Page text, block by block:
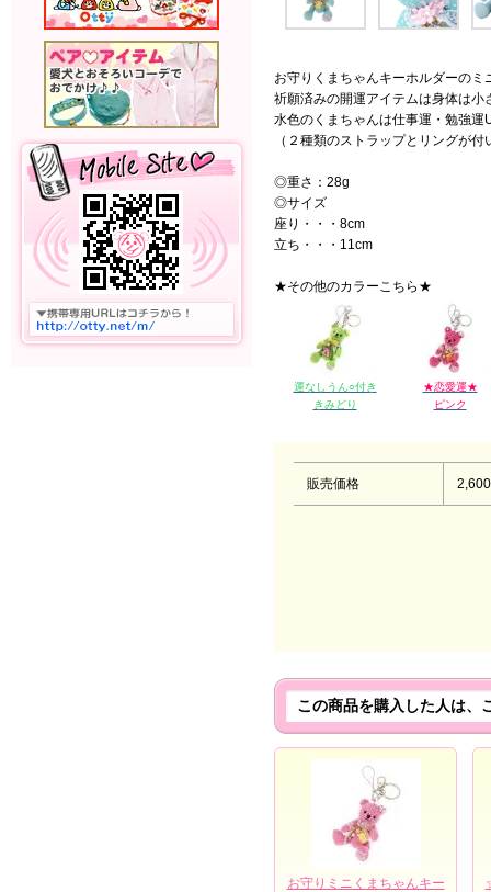
お守りくまちゃんキーホルダーのミ
祈願済みの開運アイテムは身体は
水色のくまちゃんは仕事運・勉強
（２種類のストラップとリングが
◎重さ：28g
◎サイズ
座り・・・8cm
立ち・・・11cm
★その他のカラーこちら★
運なしうん○付き
きみどり
★恋愛運★
ピンク
販売価格
この商品を購入した人は、
お守りミニくまちゃんキー